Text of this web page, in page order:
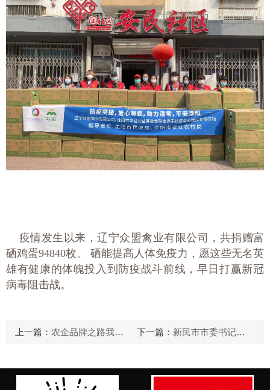
疫情发生以来，辽宁众盟禽业有限公司，共捐赠富
硒鸡蛋94840枚。
硒能提高人体免疫力，愿这些无名英
雄有健康的体魄投入到防疫战斗前线，早日打赢新冠
病毒阻击战。
上一篇： 农企品牌之路我要上央视的活动中，众盟禽业获得第二名 下一篇： 新民市市委书记马原一行众盟禽业调研